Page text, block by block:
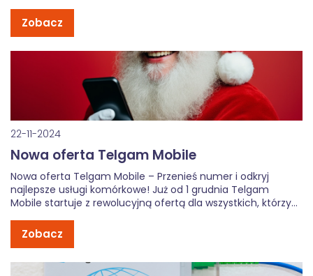
Strefie Euro. Nowa cena to 0,00692224 zł za 1 MB (7,09 zł za
Zobacz
22-11-2024
Nowa oferta Telgam Mobile
Nowa oferta Telgam Mobile – Przenieś numer i odkryj
najlepsze usługi komórkowe! Już od 1 grudnia Telgam
Mobile startuje z rewolucyjną ofertą dla wszystkich, którzy
miesięcznie oferujemy: Nielimitowane rozmowy (NoLimit
Zobacz